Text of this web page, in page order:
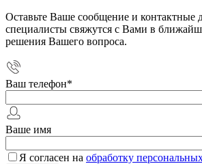
Оставьте Ваше сообщение и контактные
специалисты свяжутся с Вами в
решения Вашего вопроса.
Ваш телефон*
Ваше имя
Я согласен на обработку